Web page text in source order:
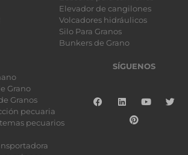
Elevador de cangilones
Volcadores hidráulicos
Silo Para Granos
Bunkers de Grano
Grano
Granos
pecuaria
pecuarios
SÍGUENOS